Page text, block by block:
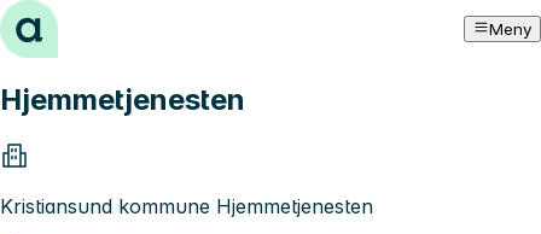
Hopp til innhold Meny
Hjemmetjenesten
Kristiansund kommune Hjemmetjenesten